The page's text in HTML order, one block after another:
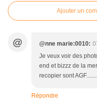
Ajouter un
@ @nne marie:0010:
Je veux voir des
end et bizzz de la
recopier sont
Répondre